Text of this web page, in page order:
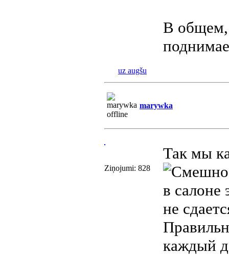
В общем,
uz augšu
marywka
Ziņojumi: 828
Так мы
в салоне
не
каждый